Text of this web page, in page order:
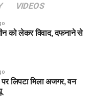
VIDEOS
को लेकर विवाद, दफनाने से
पर लिपटा मिला अजगर, वन